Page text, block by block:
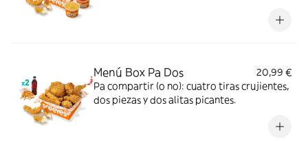
Menú Box Pa Dos
20,99 €
Pa compartir (o no): cuatro tiras crujientes,
dos piezas y dos alitas picantes.